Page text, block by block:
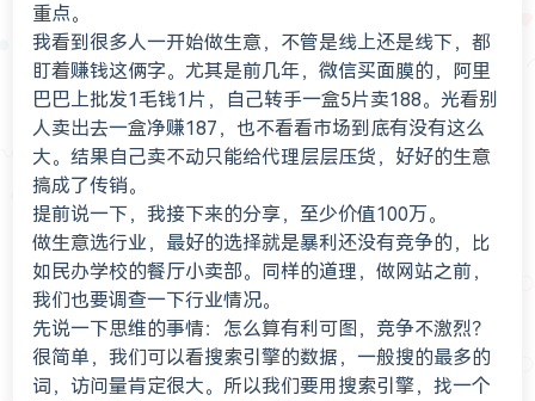
重点。
我看到很多人一开始做生意，不管是线上还是线下，都
盯着赚钱这俩字。尤其是前几年，微信买面膜的，阿里
巴巴上批发1毛钱1片，自己转手一盒5片卖188。光看别
人卖出去一盒净赚187，也不看看市场到底有没有这么
大。结果自己卖不动只能给代理层层压货，好好的生意
搞成了传销。
提前说一下，我接下来的分享，至少价值100万。
做生意选行业，最好的选择就是暴利还没有竞争的，比
如民办学校的餐厅小卖部。同样的道理，做网站之前，
我们也要调查一下行业情况。
先说一下思维的事情：怎么算有利可图，竞争不激烈？
很简单，我们可以看搜索引擎的数据，一般搜的最多的
词，访问量肯定很大。所以我们要用搜索引擎，找一个